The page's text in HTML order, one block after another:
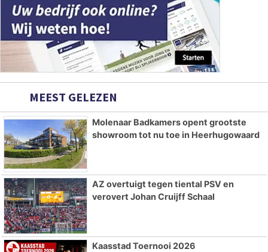
MEEST GELEZEN
Molenaar Badkamers opent grootste
showroom tot nu toe in Heerhugowaard
AZ overtuigt tegen tiental PSV en
verovert Johan Cruijff Schaal
Kaasstad Toernooi 2026